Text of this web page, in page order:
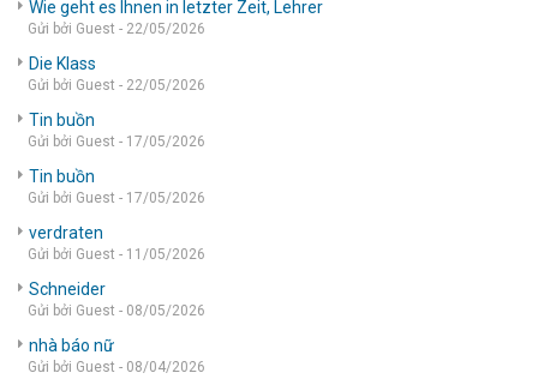
Wie geht es Ihnen in letzter Zeit, Lehrer
Gửi bởi Guest - 22/05/2026
Die Klass
Gửi bởi Guest - 22/05/2026
Tin buồn
Gửi bởi Guest - 17/05/2026
Tin buồn
Gửi bởi Guest - 17/05/2026
verdraten
Gửi bởi Guest - 11/05/2026
Schneider
Gửi bởi Guest - 08/05/2026
nhà báo nữ
Gửi bởi Guest - 08/04/2026